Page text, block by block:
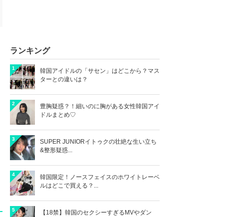
ランキング
1
韓国アイドルの「サセン」はどこから？マス
ターとの違いは？
2
豊胸疑惑？！細いのに胸がある女性韓国アイ
ドルまとめ♡
3
SUPER JUNIORイトゥクの壮絶な生い立ち
&整形疑惑...
4
韓国限定！ノースフェイスのホワイトレーベ
ルはどこで買える？...
5
【18禁】韓国のセクシーすぎるMVやダン